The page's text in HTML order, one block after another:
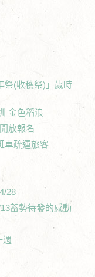
祭(收穫祭)」歲時
金色稻浪
放報名
車疏運旅客
28
蓄勢待發的感動
週